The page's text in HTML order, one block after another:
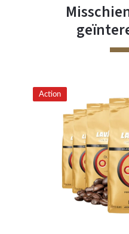
Action